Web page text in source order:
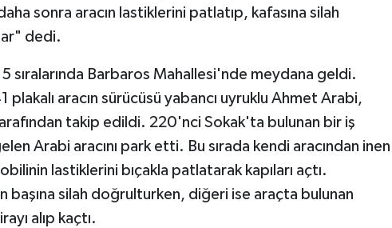
sonra aracın lastiklerini patlatıp, kafasına silah
dedi.
sıralarında Barbaros Mahallesi'nde meydana geldi.
aracın sürücüsü yabancı uyruklu Ahmet Arabi,
takip edildi. 220'nci Sokak'ta bulunan bir iş
Arabi aracını park etti. Bu sırada kendi aracından inen
lastiklerini bıçakla patlatarak kapıları açtı.
başına silah doğrulturken, diğeri ise araçta bulunan
alıp kaçtı.